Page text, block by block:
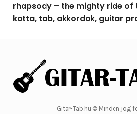
rhapsody – the mighty ride
kotta, tab, akkordok, guitar
Gitar-Tab.hu © Minden jog